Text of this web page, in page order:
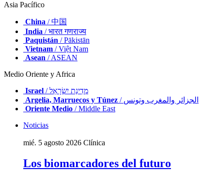
Asia Pacífico
China / 中国
India / भारत गणराज्य
Paquistán / Pākistān
Vietnam / Việt Nam
Asean / ASEAN
Medio Oriente y Africa
Israel
/ מְדִינַת יִשְׂרָאֵל
Argelia, Marruecos y Túnez
/ الجزائر والمغرب وتونس
Oriente Medio / Middle East
Noticias
mié. 5 agosto 2026 Clínica
Los biomarcadores del futuro